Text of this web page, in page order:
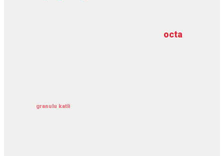
octa
granulu katli
dziļurbums